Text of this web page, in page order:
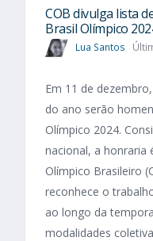
COB divulga lista
Brasil Olímpico
Lua Santos
Em 11 de
do ano serão
Olímpico 2024.
nacional, a honraria
Olímpico Brasileiro
reconhece o
ao longo da
modalidades